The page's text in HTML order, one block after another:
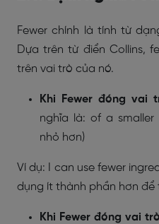
Fewer chính là tính từ
Dựa trên từ điển Collins,
trên vai trò của nó.
Khi Fewer đóng vai
nghĩa là: of a
nhỏ hơn)
Ví dụ: I can use fewer
dụng ít thành phần hơn để
Khi Fewer đóng vai